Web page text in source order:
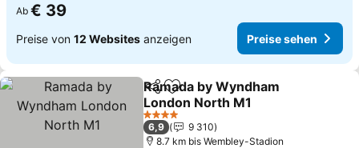
Ab € 39
Preise von 12 Websites anzeigen Preise sehen
TeilenZu Favoriten hinzufügen
Ramada by Wyndham
London North M1
Preise sehen
4 Sterne
6,9
9 310
8.7 km bis Wembley-Stadion